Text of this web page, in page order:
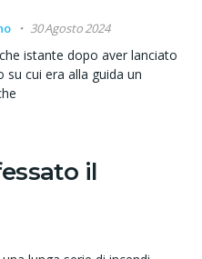
30 Agosto 2024
istante dopo aver lanciato
su cui era alla guida un
il